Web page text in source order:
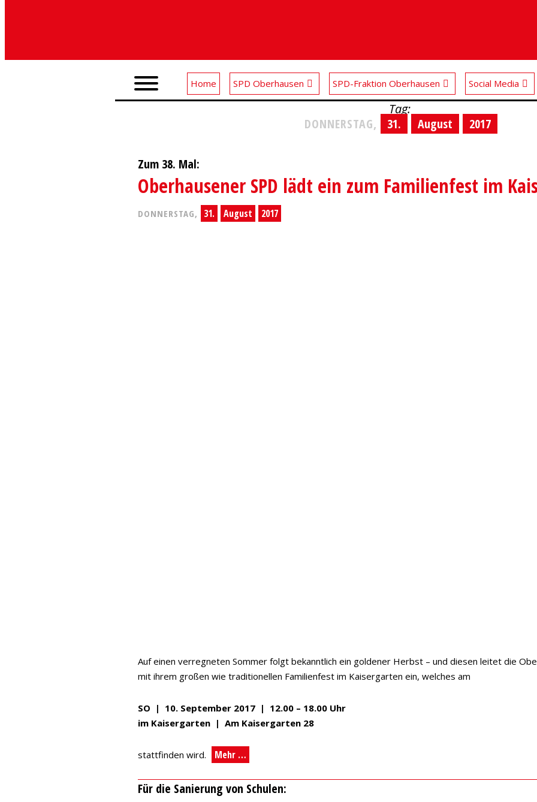
Home SPD Oberhausen SPD-Fraktion Oberhausen Social Media
Tag:
DONNERSTAG,
31. August 2017
Zum 38. Mal:
Oberhausener SPD lädt ein zum Familienfest im
DONNERSTAG, 31. August 2017
Auf einen verregneten Sommer folgt bekanntlich ein goldener Herbst – und diesen leitet die
mit ihrem großen wie traditionellen Familienfest im Kaisergarten ein, welches am
SO | 10. September 2017 | 12.00 – 18.00 Uhr
im Kaisergarten | Am Kaisergarten 28
stattfinden wird. Mehr …
Für die Sanierung von Schulen: